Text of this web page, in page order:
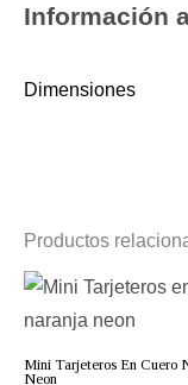
Información
Dimensiones
Productos
Mini Tarjeteros En Cuero
Neon